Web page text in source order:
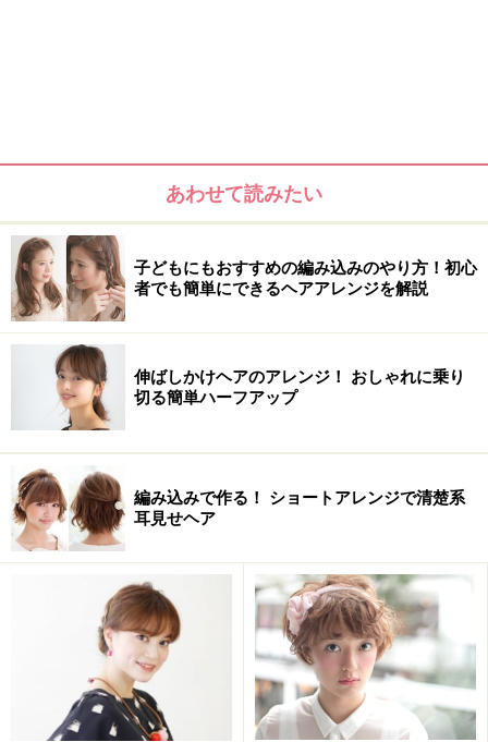
似合うスタイル
顔型 たまご 丸 逆三角
髪質 やわらかい～かたい
髪量 少ない～多い
クセ なし～あり
ヘアアレンジの方法
あわせて読みたい
子どもにもおすすめの編み込みのやり方！初心
者でも簡単にできるヘアアレンジを解説
伸ばしかけヘアのアレンジ！ おしゃれに乗り
切る簡単ハーフアップ
編み込みで作る！ ショートアレンジで清楚系
耳見せヘア